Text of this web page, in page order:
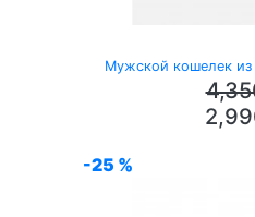
Мужской кошелек из
-25 %